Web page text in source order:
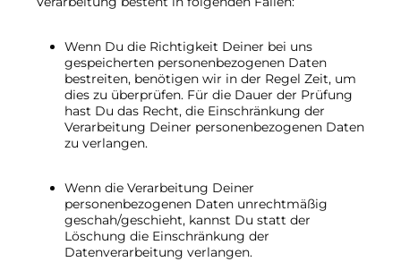
Wenn Du die Richtigkeit Deiner bei uns
gespeicherten personenbezogenen Daten
bestreiten, benötigen wir in der Regel Zeit, um
dies zu überprüfen. Für die Dauer der Prüfung
hast Du das Recht, die Einschränkung der
Verarbeitung Deiner personenbezogenen Daten
zu verlangen.
Wenn die Verarbeitung Deiner
personenbezogenen Daten unrechtmäßig
geschah/geschieht, kannst Du statt der
Löschung die Einschränkung der
Datenverarbeitung verlangen.